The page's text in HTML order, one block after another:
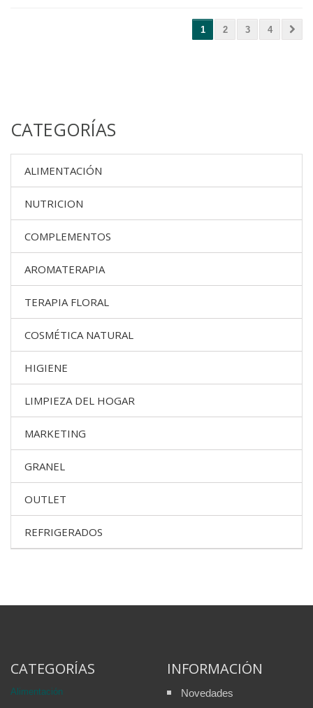
1 2 3 4
CATEGORÍAS
ALIMENTACIÓN
NUTRICION
COMPLEMENTOS
AROMATERAPIA
TERAPIA FLORAL
COSMÉTICA NATURAL
HIGIENE
LIMPIEZA DEL HOGAR
MARKETING
GRANEL
OUTLET
REFRIGERADOS
CATEGORÍAS
Alimentación
INFORMACIÓN
Novedades